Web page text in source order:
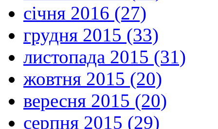
січня 2016 (27)
грудня 2015 (33)
листопада 2015 (31)
жовтня 2015 (20)
вересня 2015 (20)
серпня 2015 (29)